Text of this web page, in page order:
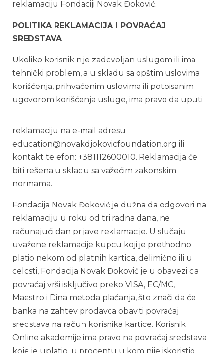
reklamaciju Fondaciji Novak Đoković.
POLITIKA REKLAMACIJA I POVRAĆAJ
SREDSTAVA
Ukoliko korisnik nije zadovoljan uslugom ili ima
tehnički problem, a u skladu sa opštim uslovima
korišćenja, prihvaćenim uslovima ili potpisanim
ugovorom korišćenja usluge, ima pravo da uputi
reklamaciju na e-mail adresu
education@novakdjokovicfoundation.org ili
kontakt telefon: +381112600010. Reklamacija će
biti rešena u skladu sa važećim zakonskim
normama.
Fondacija Novak Đoković je dužna da odgovori na
reklamaciju u roku od tri radna dana, ne
računajući dan prijave reklamacije. U slučaju
uvažene reklamacije kupcu koji je prethodno
platio nekom od platnih kartica, delimično ili u
celosti, Fondacija Novak Đoković je u obavezi da
povraćaj vrši isključivo preko VISA, EC/MC,
Maestro i Dina metoda plaćanja, što znači da će
banka na zahtev prodavca obaviti povraćaj
sredstava na račun korisnika kartice. Korisnik
Online akademije ima pravo na povraćaj sredstava
koje je uplatio, u procentu u kom nije iskoristio